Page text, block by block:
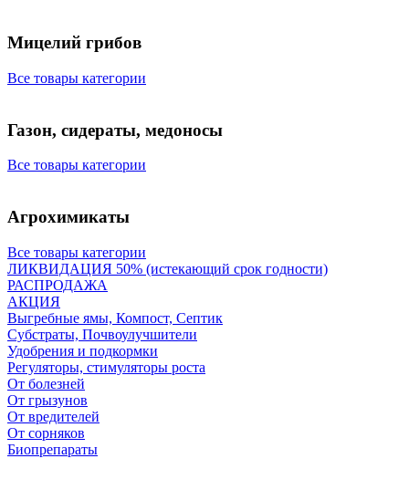
Мицелий грибов
Все товары категории
Газон, сидераты, медоносы
Все товары категории
Агрохимикаты
Все товары категории
ЛИКВИДАЦИЯ 50% (истекающий срок годности)
РАСПРОДАЖА
АКЦИЯ
Выгребные ямы, Компост, Септик
Субстраты, Почвоулучшители
Удобрения и подкормки
Регуляторы, стимуляторы роста
От болезней
От грызунов
От вредителей
От сорняков
Биопрепараты